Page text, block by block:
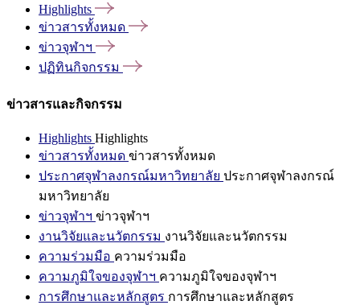
Highlights
ข่าวสารทั้งหมด
ข่าวจุฬาฯ
ปฏิทินกิจกรรม
ข่าวสารและกิจกรรม
Highlights Highlights
ข่าวสารทั้งหมด ข่าวสารทั้งหมด
ประกาศจุฬาลงกรณ์มหาวิทยาลัย ประกาศจุฬาลงกรณ์
มหาวิทยาลัย
ข่าวจุฬาฯ ข่าวจุฬาฯ
งานวิจัยและนวัตกรรม งานวิจัยและนวัตกรรม
ความร่วมมือ ความร่วมมือ
ความภูมิใจของจุฬาฯ ความภูมิใจของจุฬาฯ
การศึกษาและหลักสูตร การศึกษาและหลักสูตร